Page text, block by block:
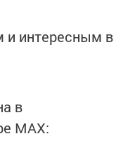
интересным в
в
MАХ: